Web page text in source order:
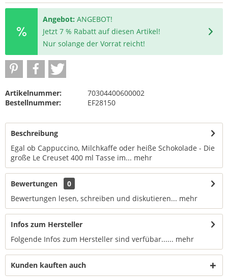
Angebot: ANGEBOT!
Jetzt 7 % Rabatt auf diesen Artikel!
Nur solange der Vorrat reicht!
Artikelnummer:
70304400600002
Bestellnummer:
EF28150
Beschreibung
Egal ob Cappuccino, Milchkaffe oder heiße Schokolade - Die
große Le Creuset 400 ml Tasse im... mehr
Bewertungen
0
Bewertungen lesen, schreiben und diskutieren... mehr
Infos zum Hersteller
Folgende Infos zum Hersteller sind verfübar...... mehr
Kunden kauften auch